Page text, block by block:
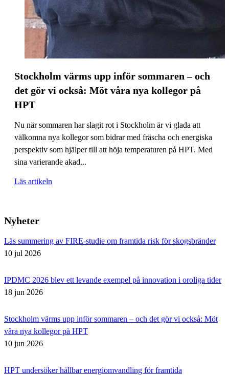
Stockholm värms upp inför sommaren – och
det gör vi också: Möt våra nya kollegor på
HPT
Nu när sommaren har slagit rot i Stockholm är vi glada att
välkomna nya kollegor som bidrar med fräscha och energiska
perspektiv som hjälper till att höja temperaturen på HPT. Med
sina varierande akad...
Läs artikeln
Nyheter
Läs summering av FIRE-studie om framtida risk för skogsbränder
10 jul 2026
IPDMC 2026 blev ett levande exempel på innovation i oroliga tider
18 jun 2026
Stockholm värms upp inför sommaren – och det gör vi också: Möt
våra nya kollegor på HPT
10 jun 2026
HPT undersöker hållbar energiomvandling för framtida